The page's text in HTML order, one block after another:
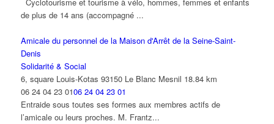
de plus de 14 ans (accompagné ...
Amicale du personnel de la Maison d'Arrêt de la Seine-Saint-
Denis
Solidarité & Social
6, square Louis-Kotas 93150 Le Blanc Mesnil 18.84 km
06 24 04 23 0106 24 04 23 01
Entraide sous toutes ses formes aux membres actifs de
l’amicale ou leurs proches. M. Frantz...